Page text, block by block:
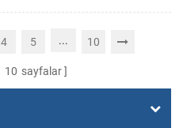
4 5 ... 10
10 sayfalar